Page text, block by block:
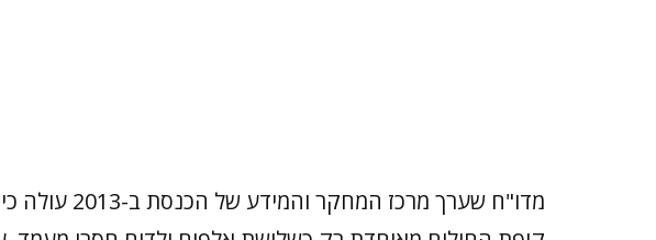
מדו"ח שערך